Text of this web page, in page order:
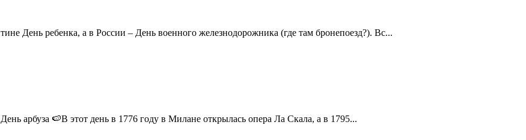
День ребенка, а в России – День военного железнодорожника (где там бронепоезд?). Вс...
арбуза 🍉В этот день в 1776 году в Милане открылась опера Ла Скала, а в 1795...